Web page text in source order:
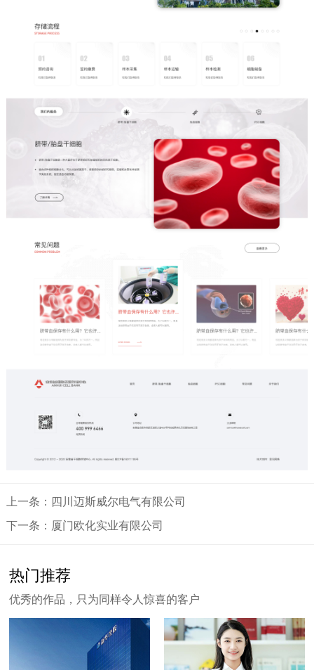
上一条：四川迈斯威尔电气有限公司
下一条：厦门欧化实业有限公司
热门推荐
优秀的作品，只为同样令人惊喜的客户